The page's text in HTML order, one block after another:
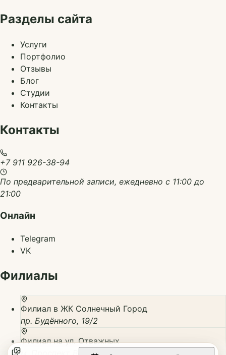
Разделы сайта
Услуги
Портфолио
Отзывы
Блог
Студии
Контакты
Контакты
+7 911 926-38-94
По предварительной записи, ежедневно с 11:00 до
21:00
Онлайн
Telegram
VK
Филиалы
Филиал в ЖК Солнечный Город
пр. Будённого, 19/2
Филиал на ул. Отважных
м. Проспект Ветеранов, ул. Отважных, 4